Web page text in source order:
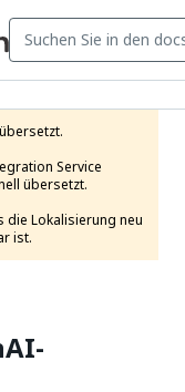
Service
übersetzt.
die Lokalisierung neu
ist.